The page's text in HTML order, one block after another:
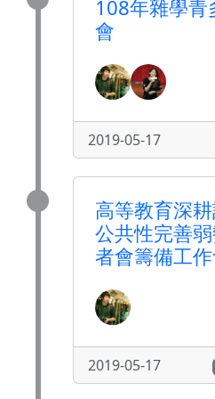
108年雜學青
會
2019-05-17
高等教育深
公共性完善
者會籌備工
2019-05-17